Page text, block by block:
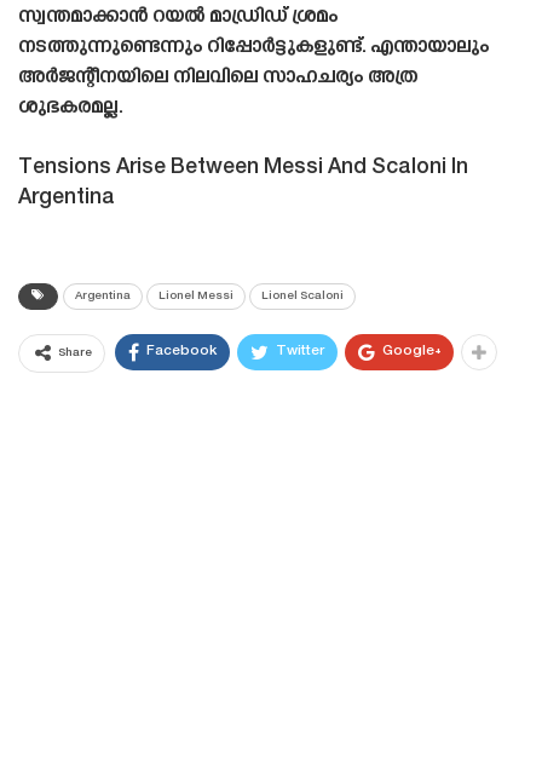
സ്വന്തമാക്കാൻ റയൽ മാഡ്രിഡ് ശ്രമം
നടത്തുന്നുണ്ടെന്നും റിപ്പോർട്ടുകളുണ്ട്. എന്തായാലും
അർജന്റീനയിലെ നിലവിലെ സാഹചര്യം അത്ര
ശുഭകരമല്ല.
Tensions Arise Between Messi And Scaloni In
Argentina
Argentina Lionel Messi Lionel Scaloni
Share Facebook Twitter Google+